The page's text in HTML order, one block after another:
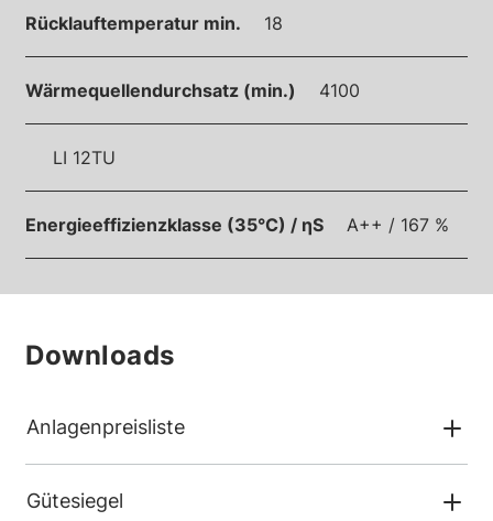
Rücklauftemperatur min. 18
Wärmequellendurchsatz (min.) 4100
LI 12TU
Energieeffizienzklasse (35°C) / ηS A++ / 167 %
Downloads
Anlagenpreisliste
Gütesiegel